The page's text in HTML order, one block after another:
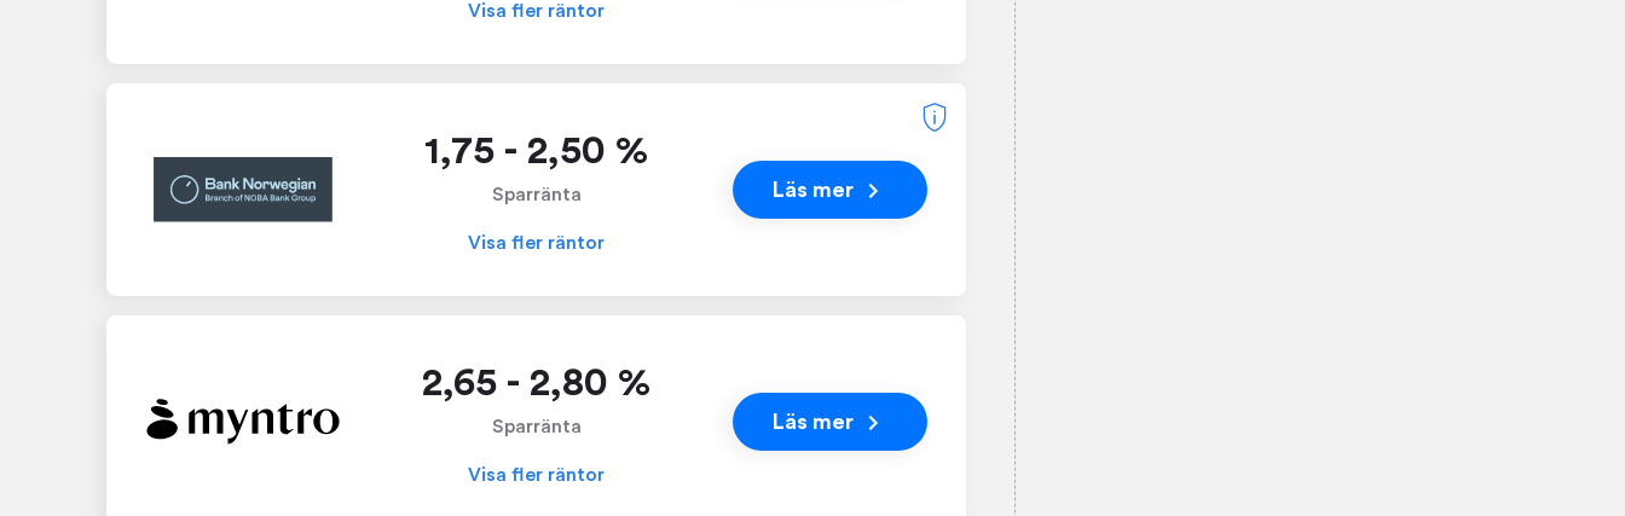
Visa fler räntor
1,75 - 2,50 %
Sparränta
Visa fler räntor
Läs mer
2,65 - 2,80 %
Sparränta
Visa fler räntor
Läs mer